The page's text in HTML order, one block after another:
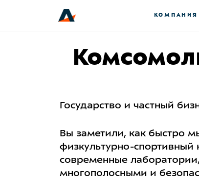
КОМПАНИЯ
Государство и частный
Вы заметили, как быстро
физкультурно-
современные
многополосными и